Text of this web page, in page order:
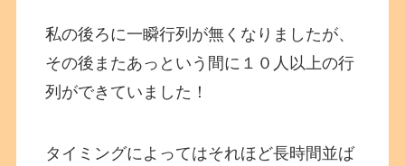
私の後ろに一瞬行列が無くなりましたが、
その後またあっという間に１０人以上の行
列ができていました！
タイミングによってはそれほど長時間並ば